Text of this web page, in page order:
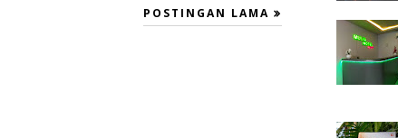
POSTINGAN LAMA